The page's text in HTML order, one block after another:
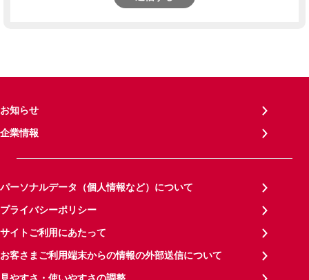
お知らせ
企業情報
パーソナルデータ（個人情報など）について
プライバシーポリシー
サイトご利用にあたって
お客さまご利用端末からの情報の外部送信について